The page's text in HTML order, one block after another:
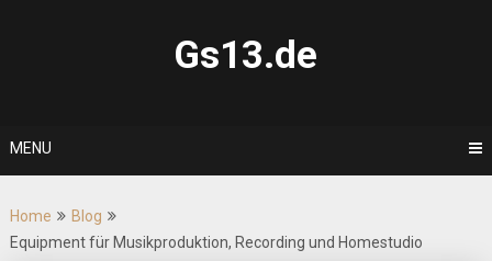
Gs13.de
MENU
Home
Blog
Equipment für Musikproduktion, Recording und Homestudio